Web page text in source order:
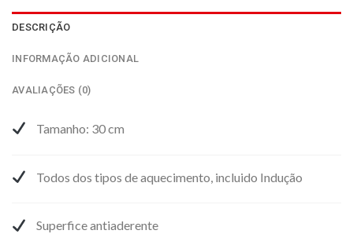
DESCRIÇÃO
INFORMAÇÃO ADICIONAL
AVALIAÇÕES (0)
Tamanho: 30 cm
Todos dos tipos de aquecimento, incluido Indução
Superfice antiaderente